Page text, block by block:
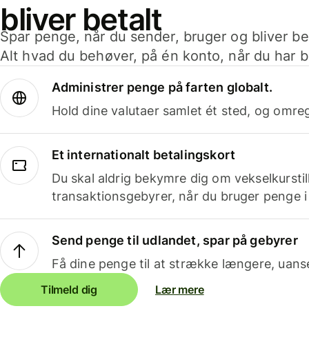
bliver betalt
Spar penge, når du sender, bruger og bliver
Alt hvad du behøver, på én konto, når du har
Administrer penge på farten globalt.
Hold dine valutaer samlet ét sted, og
Et internationalt betalingskort
Du skal aldrig bekymre dig om
transaktionsgebyrer, når du bruger penge
Send penge til udlandet, spar på gebyrer
Få dine penge til at strække længere,
Tilmeld dig Lær mere